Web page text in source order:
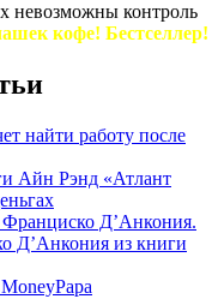
невозможны контроль
кофе! Бестселлер!
найти работу после
Айн Рэнд «Атлант
Д’Анкония.